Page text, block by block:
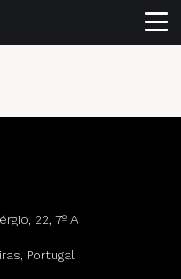
22, 7º A
Portugal